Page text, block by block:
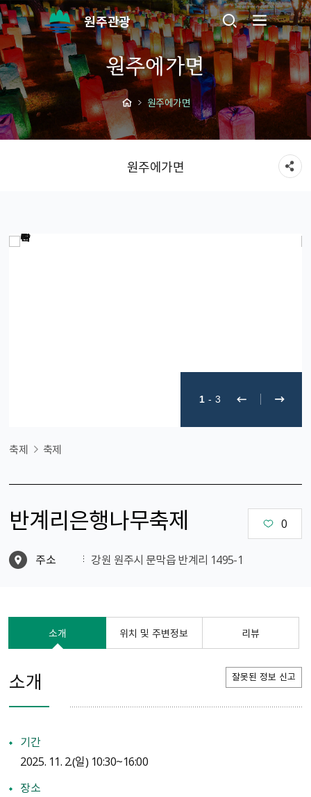
원주관광
원주에가면
원주에가면
원주에가면
1 - 3
축제 축제
반계리은행나무축제 0
주소 강원 원주시 문막읍 반계리 1495-1
소개 위치 및 주변정보 리뷰
소개 잘못된 정보 신고
기간
2025. 11. 2.（일） 10:30~16:00
장소